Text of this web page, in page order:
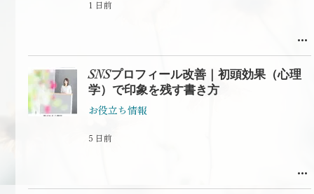
1 日前
SNSプロフィール改善｜初頭効果（心理
学）で印象を残す書き方
お役立ち情報
5 日前